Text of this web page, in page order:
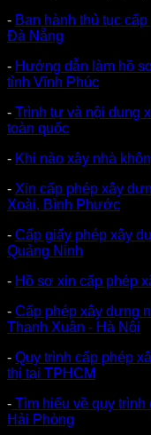
- Ban hành thủ tục
Đà Nẵng
- Hướng dẫn làm hồ
tỉnh Vĩnh Phúc
- Trình tự và nội dung
toàn quốc
- Khi nào xây nhà
- Xin cấp phép xây
Xoài, Bình Phước
- Cấp giấy phép xây
Quảng Ninh
- Hồ sơ xin cấp phép
- Cấp phép xây dựng
Thanh Xuân - Hà Nội
- Quy trình cấp phép
thị tại TPHCM
- Tìm hiểu về quy
Hải Phòng